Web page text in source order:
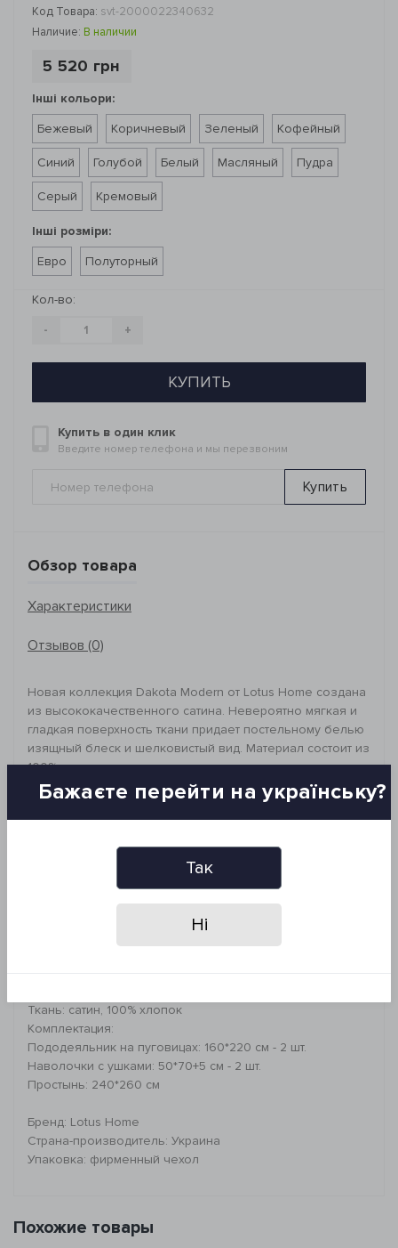
Код Товара: svt-2000022340632
Наличие: В наличии
5 520 грн
Інші кольори:
Бежевый
Коричневый Зеленый Кофейный
Синий Голубой Белый Масляный Пудра
Серый Кремовый
Інші розміри:
Евро
Полуторный
Кол-во:
- +
КУПИТЬ
Купить в один клик
Введите номер телефона и мы перезвоним
Купить
Обзор товара
Характеристики
Отзывов (0)
Новая коллекция Dakota Modern от Lotus Home создана
из высококачественного сатина. Невероятно мягкая и
гладкая поверхность ткани придает постельному белью
изящный блеск и шелковистый вид. Материал состоит из
100% натурального, экологически чистого хлопка,
который обладает гигроскопическими свойствами и
создаст приятный микроклимат для вашего сна.
Цветовая гамма изделий позволит подчеркнуть
_________________________________
- гладить при средней температуре
Ткань: сатин, 100% хлопок
Комплектация:
Пододеяльник на пуговицах: 160*220 см - 2 шт.
Наволочки с ушками: 50*70+5 см - 2 шт.
Простынь: 240*260 см
Бренд: Lotus Home
Страна-производитель: Украина
Упаковка: фирменный чехол
Похожие товары
Бажаєте перейти на українську?
Так
Ні